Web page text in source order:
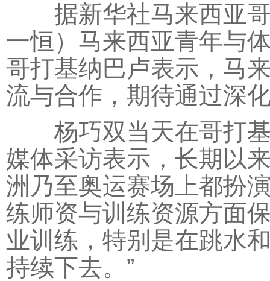
据新华社马来西亚哥
一恒）马来西亚青年与
哥打基纳巴卢表示，马
流与合作，期待通过深
杨巧双当天在哥打基
媒体采访表示，长期以
洲乃至奥运赛场上都扮
练师资与训练资源方面
业训练，特别是在跳水
持续下去。”